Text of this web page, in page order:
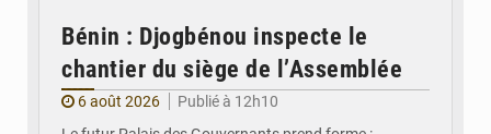
Bénin : Djogbénou inspecte le
chantier du siège de l’Assemblée
6 août 2026
Publié à 12h10